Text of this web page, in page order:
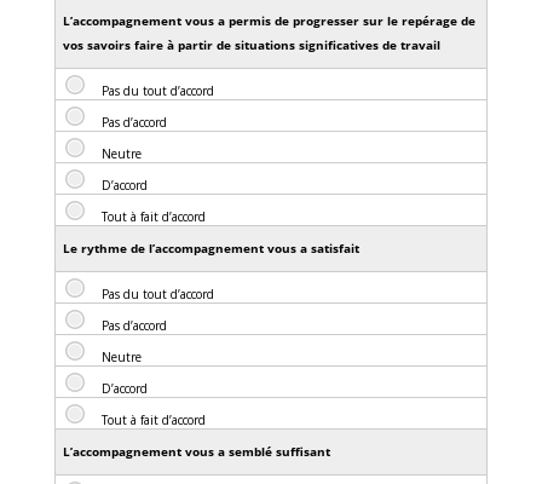
L’accompagnement vous a permis de progresser sur le repérage de
vos savoirs faire à partir de situations significatives de travail
Le rythme de l’accompagnement vous a satisfait
L’accompagnement vous a semblé suffisant